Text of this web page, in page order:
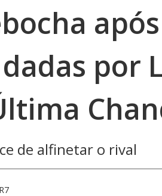
por
de alfinetar o rival